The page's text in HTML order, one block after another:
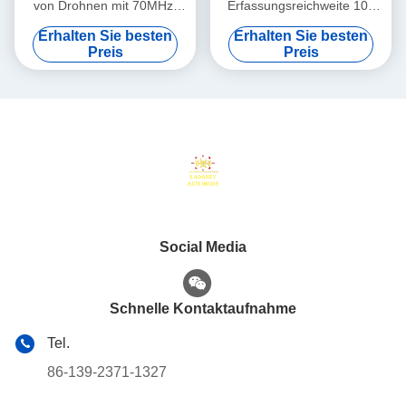
von Drohnen mit 70MHz-
6GHz Vollfrequenzband 360°
Erkennung und ≥10km
Erkennungsdistanz
Erhalten Sie besten
Preis
Erfassungsreichweite 100
MHz-6,2 GHz
Breitbanddetektion und 24
Stunden Dauerbetrieb
Erhalten Sie besten
Preis
Social Media
Schnelle Kontaktaufnahme
Tel.
86-139-2371-1327